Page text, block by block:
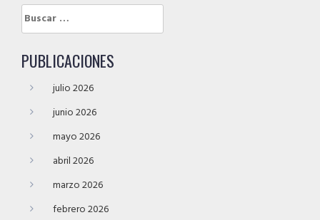
Buscar:
PUBLICACIONES
julio 2026
junio 2026
mayo 2026
abril 2026
marzo 2026
febrero 2026